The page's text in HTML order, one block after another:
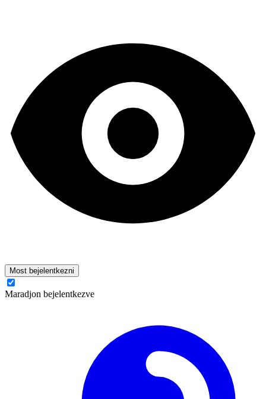
Most bejelentkezni
Maradjon bejelentkezve